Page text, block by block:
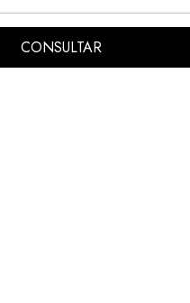
CONSULTAR